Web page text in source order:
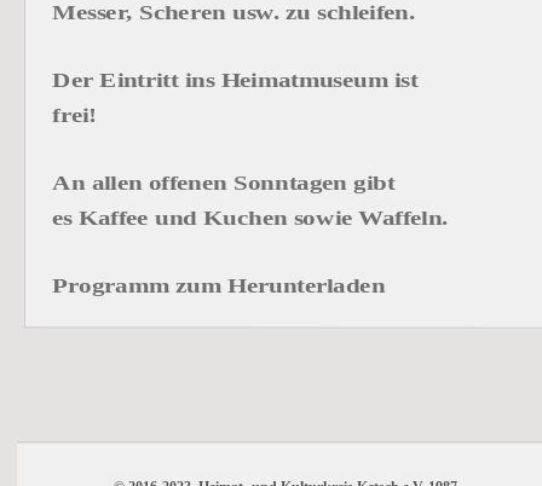
Messer, Scheren usw. zu schleifen.
Der Eintritt ins Heimatmuseum ist
frei!
An allen offenen Sonntagen gibt
es Kaffee und Kuchen sowie Waffeln.
Programm zum Herunterladen